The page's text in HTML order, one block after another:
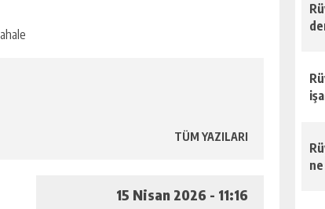
TÜM YAZILARI
15 Nisan 2026 - 11:16